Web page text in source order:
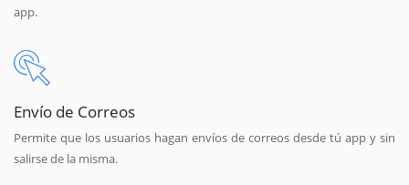
app.
Envío de Correos
Permite que los usuarios hagan envíos de correos desde tú app y sin
salirse de la misma.